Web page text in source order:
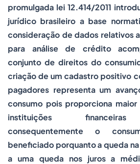
promulgada lei 12.414/2011
jurídico brasileiro a base
consideração de dados relativos
para análise de crédito
conjunto de direitos do
criação de um cadastro positivo
pagadores representa um
consumo pois proporciona maior
instituições financeiras
consequentemente o
beneficiado porquanto a queda
a uma queda nos juros a